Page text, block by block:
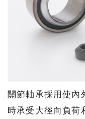
關節軸承採用使內
時承受大徑向負荷